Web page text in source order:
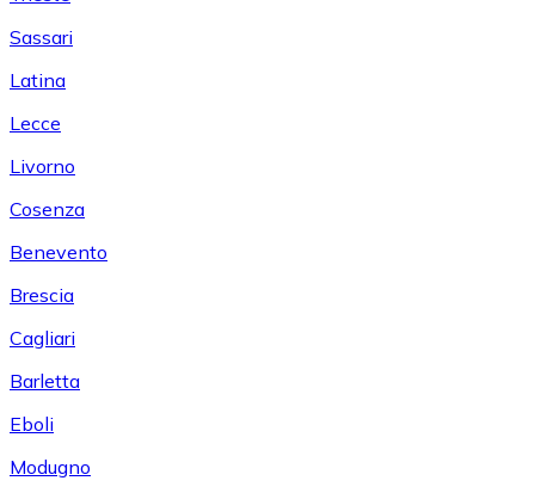
Sassari
Latina
Lecce
Livorno
Cosenza
Benevento
Brescia
Cagliari
Barletta
Eboli
Modugno